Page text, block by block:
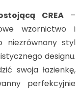
CREA –
wzornictwo i
niezrównany styl
designu.
swoja łazienkę,
perfekcyjnie